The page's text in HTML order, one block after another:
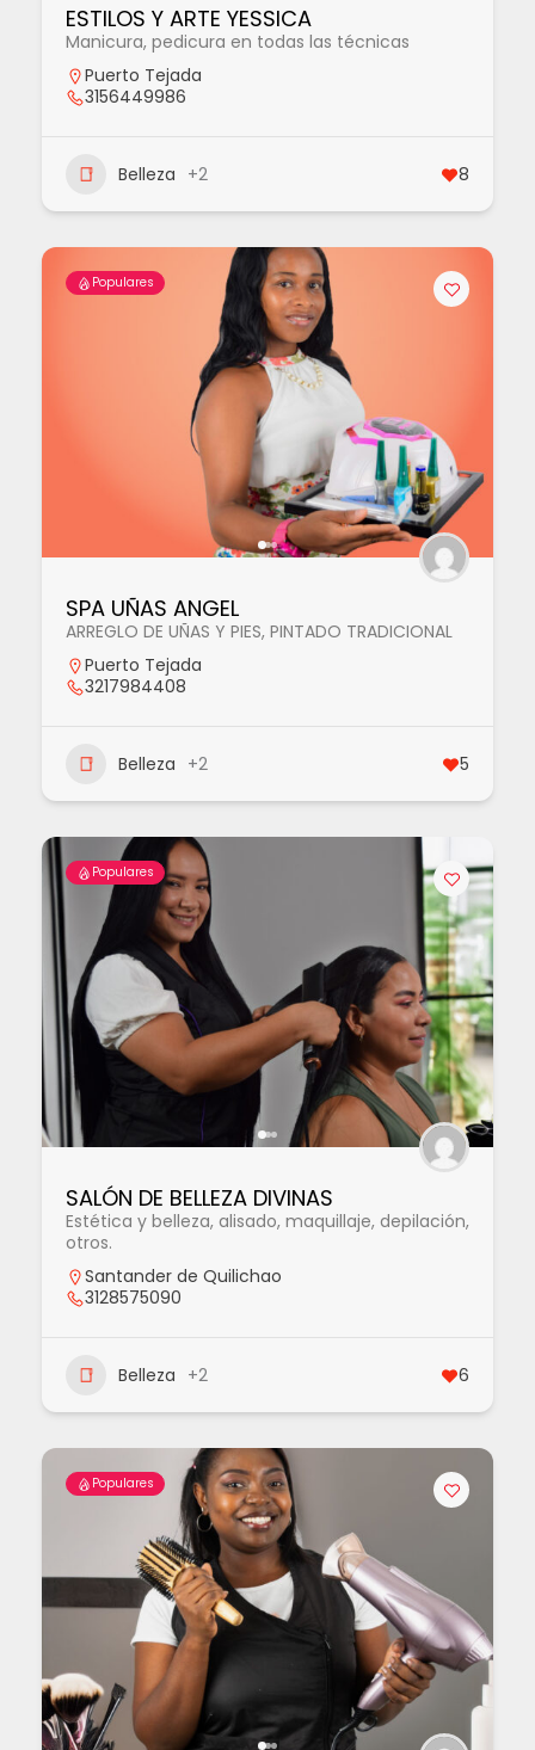
ESTILOS Y ARTE YESSICA
Manicura, pedicura en todas las técnicas
Puerto Tejada
3156449986
Belleza +2 8
Populares
SPA UÑAS ANGEL
ARREGLO DE UÑAS Y PIES, PINTADO TRADICIONAL
Puerto Tejada
3217984408
Belleza +2 5
Populares
SALÓN DE BELLEZA DIVINAS
Estética y belleza, alisado, maquillaje, depilación,
otros.
Santander de Quilichao
3128575090
Belleza +2 6
Populares